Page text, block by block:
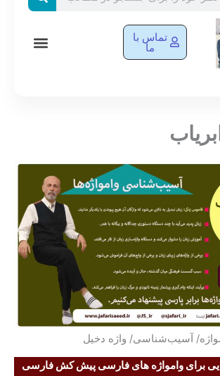
تماس با
ما
آسیب‌شناسی/ واژه دخیل
برای وامواژه های فارسی پیش کش فارسی